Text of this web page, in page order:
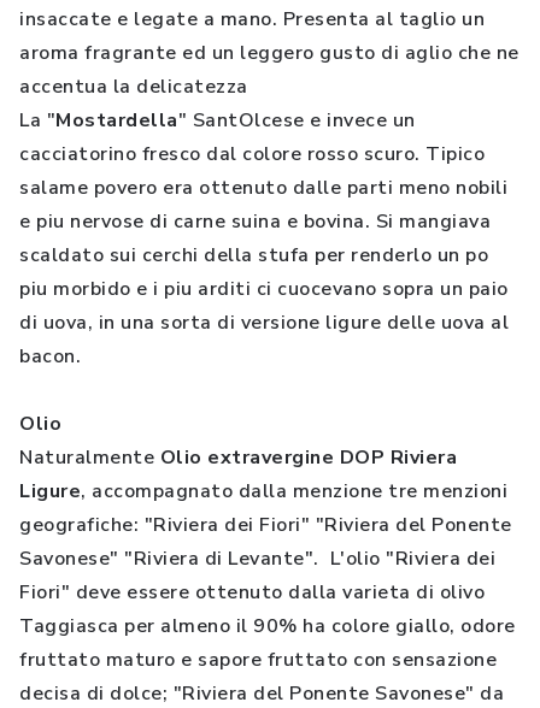
insaccate e legate a mano. Presenta al taglio un
aroma fragrante ed un leggero gusto di aglio che ne
accentua la delicatezza
La "Mostardella" SantOlcese e invece un
cacciatorino fresco dal colore rosso scuro. Tipico
salame povero era ottenuto dalle parti meno nobili
e piu nervose di carne suina e bovina. Si mangiava
scaldato sui cerchi della stufa per renderlo un po
piu morbido e i piu arditi ci cuocevano sopra un paio
di uova, in una sorta di versione ligure delle uova al
bacon.
Olio
Naturalmente Olio extravergine DOP Riviera
Ligure, accompagnato dalla menzione tre menzioni
geografiche: "Riviera dei Fiori" "Riviera del Ponente
Savonese" "Riviera di Levante". L'olio "Riviera dei
Fiori" deve essere ottenuto dalla varieta di olivo
Taggiasca per almeno il 90% ha colore giallo, odore
fruttato maturo e sapore fruttato con sensazione
decisa di dolce; "Riviera del Ponente Savonese" da